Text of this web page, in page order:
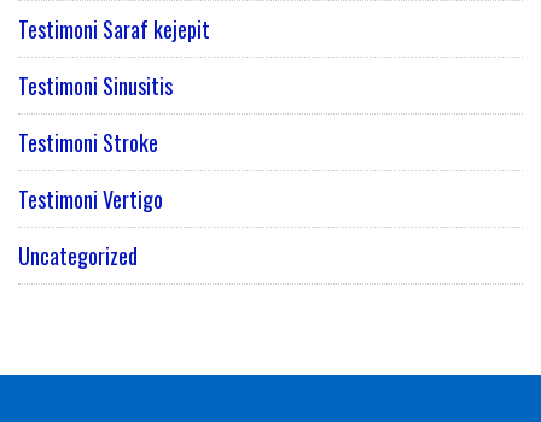
Testimoni Saraf kejepit
Testimoni Sinusitis
Testimoni Stroke
Testimoni Vertigo
Uncategorized